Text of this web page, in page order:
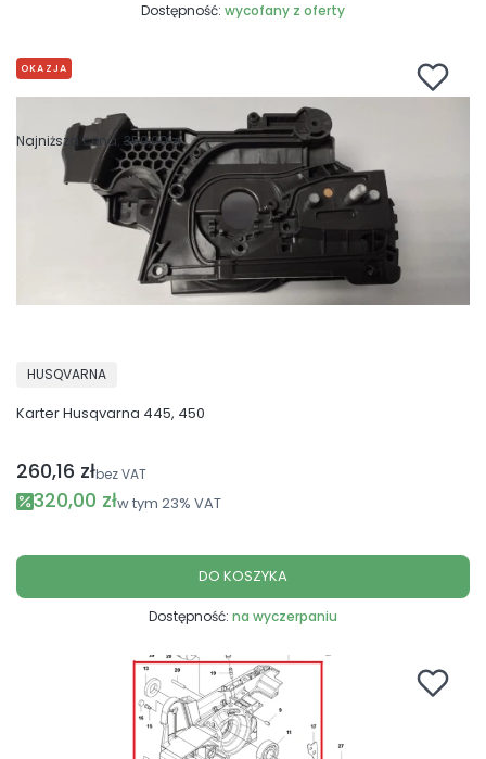
Dostępność: wycofany z oferty
OKAZJA
Karter Husqvarna 445, 450
PRODUCENT
HUSQVARNA
Cena promocyjna brutto
320,00 złw tym 23% VAT
Najniższa cena: 350,00 zł
Cena netto
260,16 złbez VAT
DO KOSZYKA
Dostępność: na wyczerpaniu